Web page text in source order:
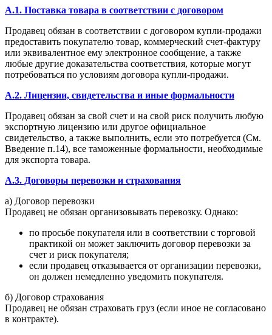
A.1. Поставка товара в соответствии с договором
Продавец обязан в соответствии с договором купли-продажи
предоставить покупателю товар, коммерческий счет-фактуру
или эквивалентное ему электронное сообщение, а также
любые другие доказательства соответствия, которые могут
потребоваться по условиям договора купли-продажи.
A.2. Лицензии, свидетельства и иные формальности
Продавец обязан за свой счет и на свой риск получить любую
экспортную лицензию или другое официальное
свидетельство, а также выполнить, если это потребуется (См.
Введение п.14), все таможенные формальности, необходимые
для экспорта товара.
A.3. Договоры перевозки и страхования
а) Договор перевозки
Продавец не обязан организовывать перевозку. Однако:
по просьбе покупателя или в соответствии с торговой
практикой он может заключить договор перевозки за
счет и риск покупателя;
если продавец отказывается от организации перевозки,
он должен немедленно уведомить покупателя.
б) Договор страхования
Продавец не обязан страховать груз (если иное не согласовано
в контракте).